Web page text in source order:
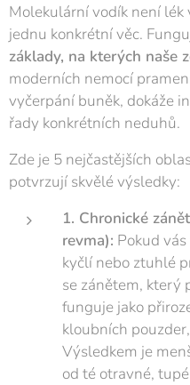
Molekulární vodík není
jednu konkrétní věc.
základy, na kterých naše
moderních nemocí
vyčerpání buněk, dokáže
řady konkrétních neduhů.
Zde je 5 nejčastějších
potvrzují skvělé výsledky:
1. Chronické
revma): Pokud
kyčlí nebo ztuhlé
se zánětem, který
funguje jako
kloubních
Výsledkem je
od té otravné,